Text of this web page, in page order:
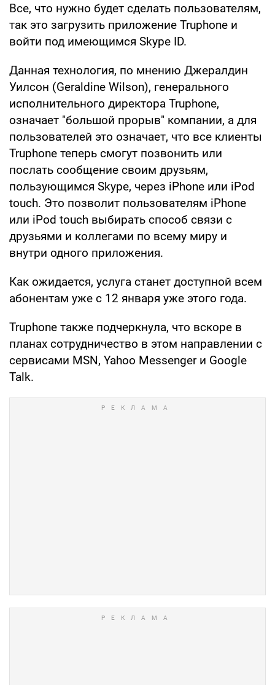
Все, что нужно будет сделать пользователям,
так это загрузить приложение Truphone и
войти под имеющимся Skype ID.
Данная технология, по мнению Джералдин
Уилсон (Geraldine Wilson), генерального
исполнительного директора Truphone,
означает "большой прорыв" компании, а для
пользователей это означает, что все клиенты
Truphone теперь смогут позвонить или
послать сообщение своим друзьям,
пользующимся Skype, через iPhone или iPod
touch. Это позволит пользователям iPhone
или iPod touch выбирать способ связи с
друзьями и коллегами по всему миру и
внутри одного приложения.
Как ожидается, услуга станет доступной всем
абонентам уже с 12 января уже этого года.
Truphone также подчеркнула, что вскоре в
планах сотрудничество в этом направлении с
сервисами MSN, Yahoo Messenger и Google
Talk.